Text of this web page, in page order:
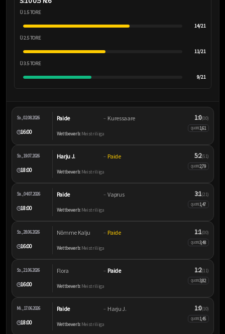
Ü 1.5 TORE
14/21
Ü 2.5 TORE
11/21
Ü 3.5 TORE
9/21
So., 02.08.2026
🕒16:00
Paide – Kuressaare
Wettbewerb:Meistriliiga
1:0(0:0)
QUOTE1,61
So., 19.07.2026
🕒18:00
Harju J. – Paide
Wettbewerb:Meistriliiga
5:2(5:1)
QUOTE2,79
Sa., 04.07.2026
🕒18:00
Paide – Vaprus
Wettbewerb:Meistriliiga
3:1(2:1)
QUOTE1,47
So., 28.06.2026
🕒16:00
Nõmme Kalju – Paide
Wettbewerb:Meistriliiga
1:1(0:0)
QUOTE3,48
So., 21.06.2026
🕒16:00
Flora – Paide
Wettbewerb:Meistriliiga
1:2(1:1)
QUOTE3,82
Mi., 17.06.2026
🕒18:00
Paide – Harju J.
Wettbewerb:Meistriliiga
1:0(1:0)
QUOTE1,45